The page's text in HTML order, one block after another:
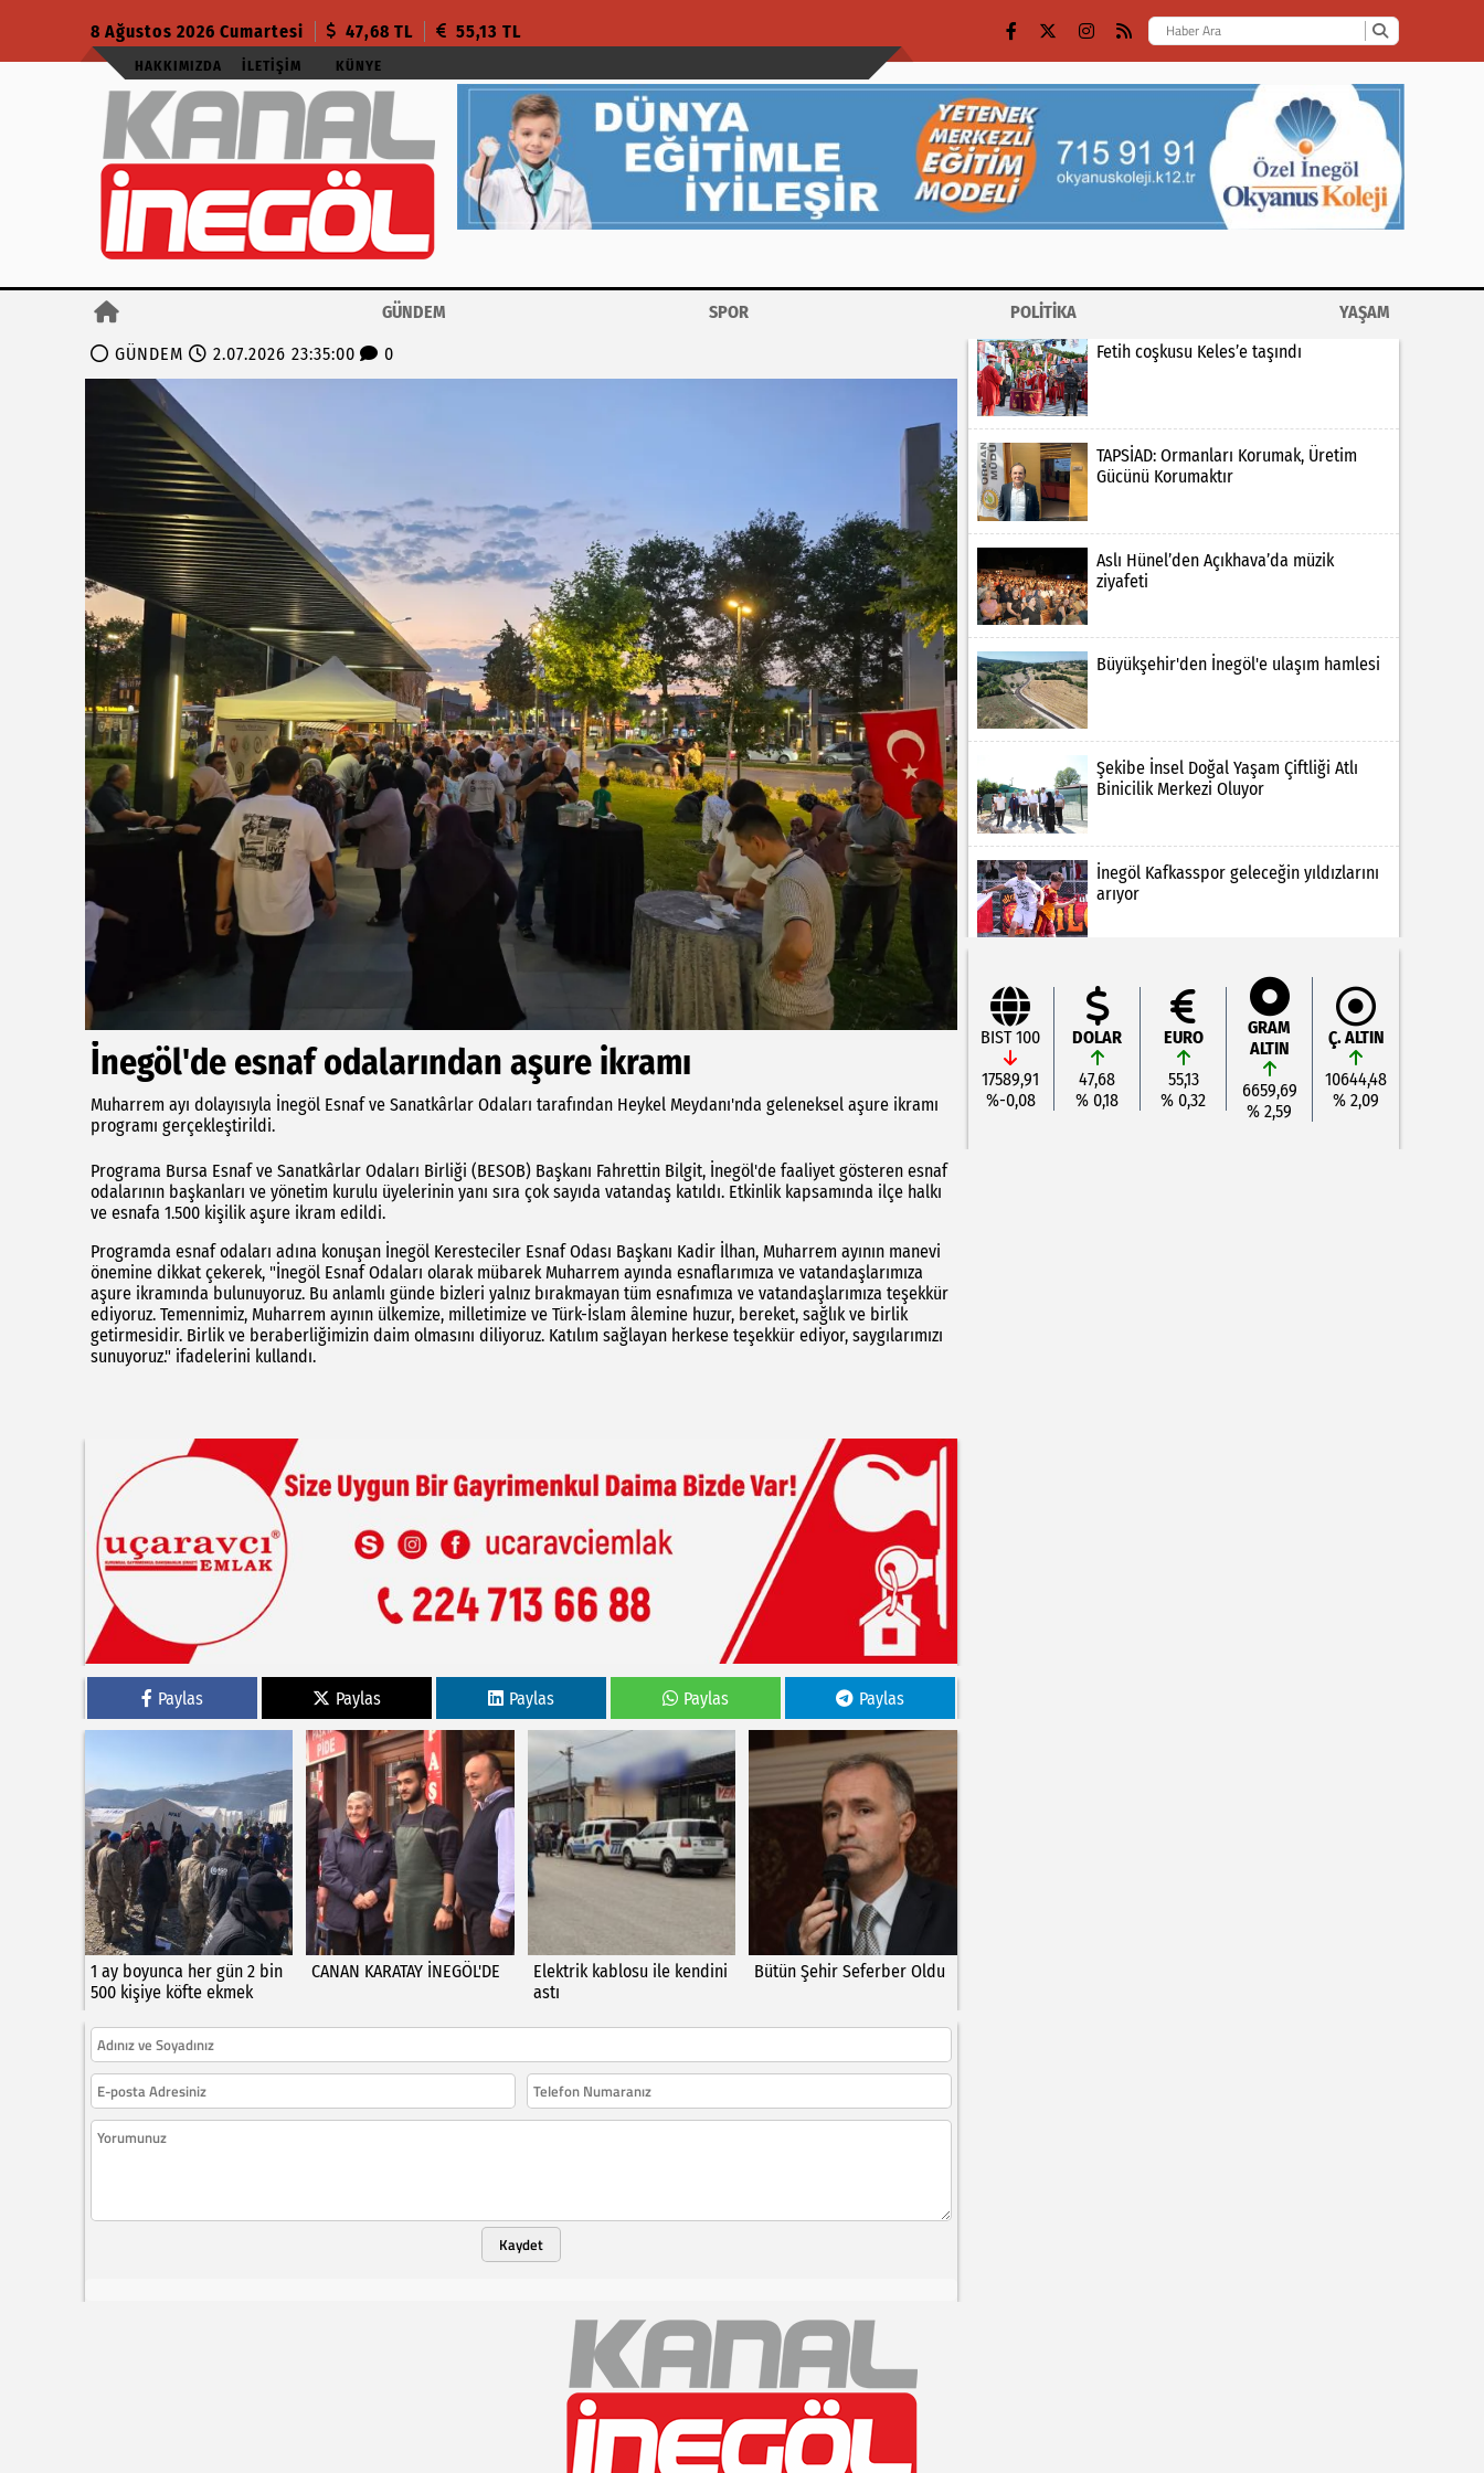
8 Ağustos 2026 Cumartesi 47,68 TL 55,13 TL
HAKKIMIZDA İLETIŞIM KÜNYE
GÜNDEM SPOR POLİTİKA
YAŞAM
GÜNDEM
2.07.2026 23:35:00 0
İnegöl'de esnaf odalarından aşure ikramı
Muharrem ayı dolayısıyla İnegöl Esnaf ve Sanatkârlar Odaları tarafından Heykel Meydanı'nda geleneksel aşure ikramı
programı gerçekleştirildi.
Programa Bursa Esnaf ve Sanatkârlar Odaları Birliği (BESOB) Başkanı Fahrettin Bilgit, İnegöl'de faaliyet gösteren esnaf
odalarının başkanları ve yönetim kurulu üyelerinin yanı sıra çok sayıda vatandaş katıldı. Etkinlik kapsamında ilçe halkı
ve esnafa 1.500 kişilik aşure ikram edildi.
Programda esnaf odaları adına konuşan İnegöl Keresteciler Esnaf Odası Başkanı Kadir İlhan, Muharrem ayının manevi
önemine dikkat çekerek, "İnegöl Esnaf Odaları olarak mübarek Muharrem ayında esnaflarımıza ve vatandaşlarımıza
aşure ikramında bulunuyoruz. Bu anlamlı günde bizleri yalnız bırakmayan tüm esnafımıza ve vatandaşlarımıza teşekkür
ediyoruz. Temennimiz, Muharrem ayının ülkemize, milletimize ve Türk-İslam âlemine huzur, bereket, sağlık ve birlik
getirmesidir. Birlik ve beraberliğimizin daim olmasını diliyoruz. Katılım sağlayan herkese teşekkür ediyor, saygılarımızı
sunuyoruz." ifadelerini kullandı.
Paylas Paylas Paylas Paylas Paylas
1 ay boyunca her gün 2 bin
500 kişiye köfte ekmek
CANAN KARATAY İNEGÖL'DE
Elektrik kablosu ile kendini
astı
Bütün Şehir Seferber Oldu
Kaydet
Fetih coşkusu Keles’e taşındı
TAPSİAD: Ormanları Korumak, Üretim
Gücünü Korumaktır
Aslı Hünel’den Açıkhava’da müzik
ziyafeti
Büyükşehir'den İnegöl'e ulaşım hamlesi
Şekibe İnsel Doğal Yaşam Çiftliği Atlı
Binicilik Merkezi Oluyor
İnegöl Kafkasspor geleceğin yıldızlarını
arıyor
BIST 100
17589,91
%-0,08
DOLAR
47,68
% 0,18
EURO
55,13
% 0,32
GRAM
ALTIN
6659,69
% 2,59
Ç. ALTIN
10644,48
% 2,09